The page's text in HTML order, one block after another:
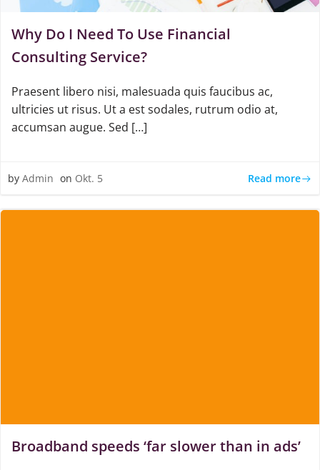
Why Do I Need To Use Financial
Consulting Service?
Praesent libero nisi, malesuada quis faucibus ac,
ultricies ut risus. Ut a est sodales, rutrum odio at,
accumsan augue. Sed […]
by Admin on Okt. 5 Read more
Broadband speeds ‘far slower than in ads’